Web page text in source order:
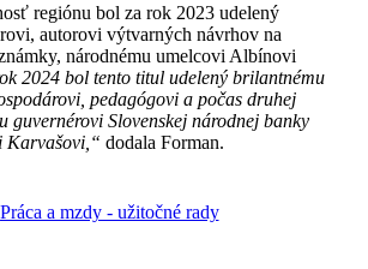
regiónu bol za rok 2023 udelený
autorovi výtvarných návrhov na
národnému umelcovi Albínovi
2024 bol tento titul udelený brilantnému
pedagógovi a počas druhej
guvernérovi Slovenskej národnej banky
Karvašovi,“ dodala Forman.